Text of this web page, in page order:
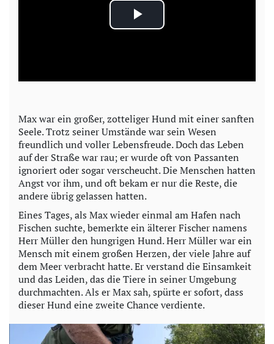
P
a
V
i
d
e
o
Max war ein großer, zotteliger Hund mit einer sanften
Seele. Trotz seiner Umstände war sein Wesen
freundlich und voller Lebensfreude. Doch das Leben
auf der Straße war rau; er wurde oft von Passanten
ignoriert oder sogar verscheucht. Die Menschen hatten
Angst vor ihm, und oft bekam er nur die Reste, die
andere übrig gelassen hatten.
Eines Tages, als Max wieder einmal am Hafen nach
Fischen suchte, bemerkte ein älterer Fischer namens
Herr Müller den hungrigen Hund. Herr Müller war ein
Mensch mit einem großen Herzen, der viele Jahre auf
dem Meer verbracht hatte. Er verstand die Einsamkeit
und das Leiden, das die Tiere in seiner Umgebung
durchmachten. Als er Max sah, spürte er sofort, dass
dieser Hund eine zweite Chance verdiente.